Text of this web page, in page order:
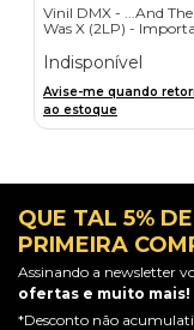
Vinil DMX - ...And
Was X (2LP) -
Indisponível
Avise-me quando
ao estoque
QUE TAL 5%
PRIMEIRA
Assinando a newsletter
ofertas e muito mais!
*Desconto não